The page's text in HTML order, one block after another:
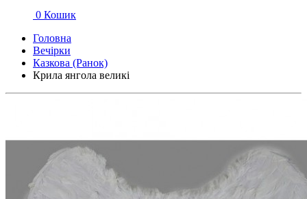
0 Кошик
Головна
Вечірки
Казкова (Ранок)
Крила янгола великі